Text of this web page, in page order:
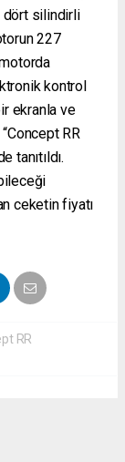
dört silindirli
227
kontrol
ekranla ve
RR
tanıtıldı.
ceketin fiyatı
RR